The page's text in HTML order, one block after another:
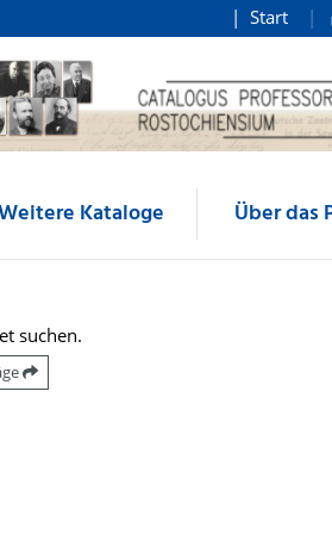
Start
Kataloge Über das
suchen.